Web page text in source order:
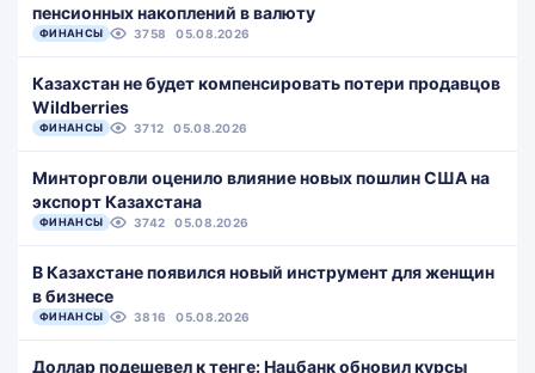
пенсионных накоплений в валюту
ФИНАНСЫ 3758 05.08.2026
Казахстан не будет компенсировать потери продавцов
Wildberries
ФИНАНСЫ 3712 05.08.2026
Минторговли оценило влияние новых пошлин США на
экспорт Казахстана
ФИНАНСЫ 3742 05.08.2026
В Казахстане появился новый инструмент для женщин
в бизнесе
ФИНАНСЫ 3816 05.08.2026
Доллар подешевел к тенге: Нацбанк обновил курсы